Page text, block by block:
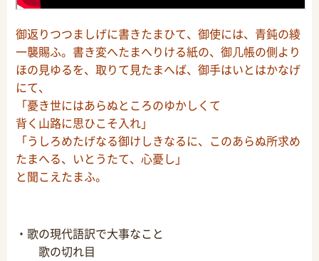
御返りつつましげに書きたまひて、御使には、青鈍の綾
一襲賜ふ。書き変へたまへりける紙の、御几帳の側より
ほの見ゆるを、取りて見たまへば、御手はいとはかなげ
にて、
「憂き世にはあらぬところのゆかしくて
背く山路に思ひこそ入れ」
「うしろめたげなる御けしきなるに、このあらぬ所求め
たまへる、いとうたて、心憂し」
と聞こえたまふ。
・歌の現代語訳で大事なこと
歌の切れ目